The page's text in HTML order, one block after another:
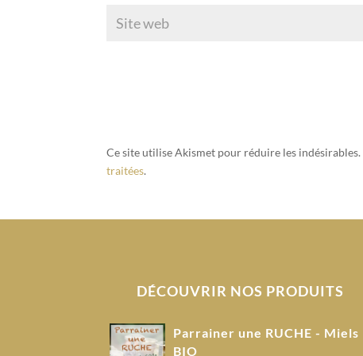
Ce site utilise Akismet pour réduire les indésirables.
traitées.
DÉCOUVRIR NOS PRODUITS
Parrainer une RUCHE - Miels
BIO